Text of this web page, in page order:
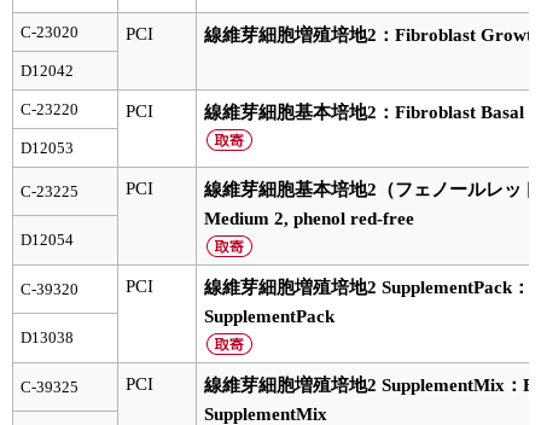
C-23020 PCI 線維芽細胞増殖培地2：Fibroblast
D12042
C-23220 PCI 線維芽細胞基本培地2：Fibroblast Basal
D12053
C-23225 PCI
線維芽細胞基本培地2（フェノールレッ
Medium 2, phenol red-free
D12054
C-39320 PCI
線維芽細胞増殖培地2 SupplementPack
SupplementPack
D13038
C-39325 PCI
線維芽細胞増殖培地2 SupplementMix：
SupplementMix